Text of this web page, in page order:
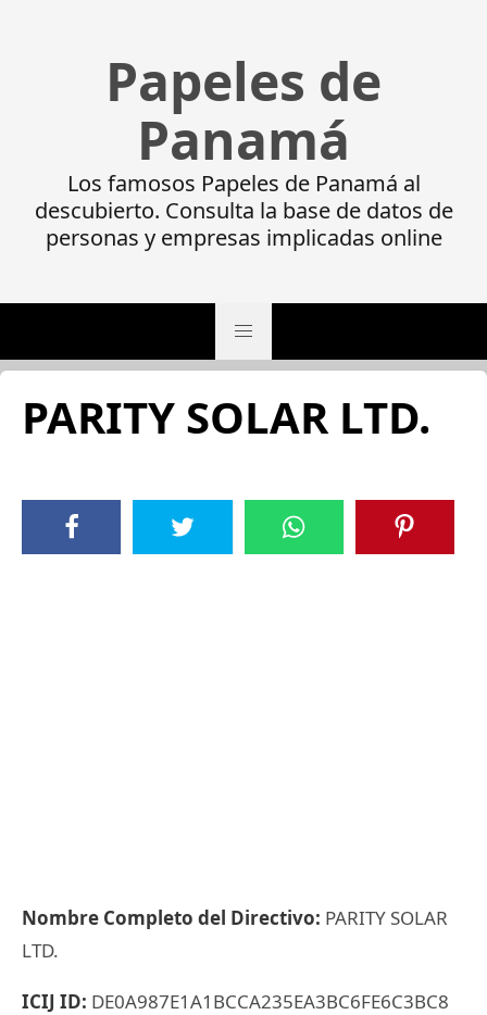
Papeles de
Panamá
Los famosos Papeles de Panamá al
descubierto. Consulta la base de datos de
personas y empresas implicadas online
PARITY SOLAR LTD.
Nombre Completo del Directivo: PARITY SOLAR
LTD.
ICIJ ID: DE0A987E1A1BCCA235EA3BC6FE6C3BC8